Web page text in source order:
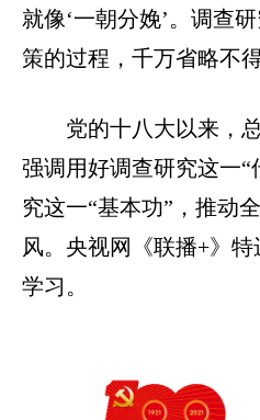
就像‘一朝分娩’。调查
策的过程，千万省略不
党的十八大以来，
强调用好调查研究这一
究这一“基本功”，推动
风。央视网《联播+》
学习。